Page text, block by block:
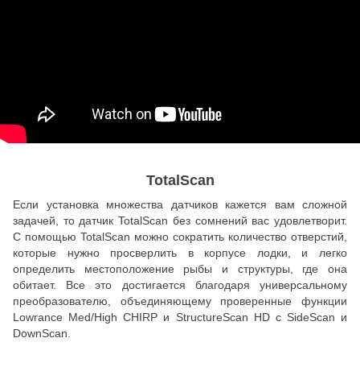
TotalScan
Если установка множества датчиков кажется вам сложной
задачей, то датчик TotalScan без сомнений вас удовлетворит.
С помощью TotalScan можно сократить количество отверстий,
которые нужно просверлить в корпусе лодки, и легко
определить местоположение рыбы и структуры, где она
обитает. Все это достигается благодаря универсальному
преобразователю, объединяющему проверенные функции
Lowrance Med/High CHIRP и StructureScan HD с SideScan и
DownScan.